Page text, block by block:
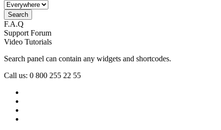
F.A.Q
Support Forum
Video Tutorials
Search panel can contain any widgets and shortcodes.
Call us: 0 800 255 22 55